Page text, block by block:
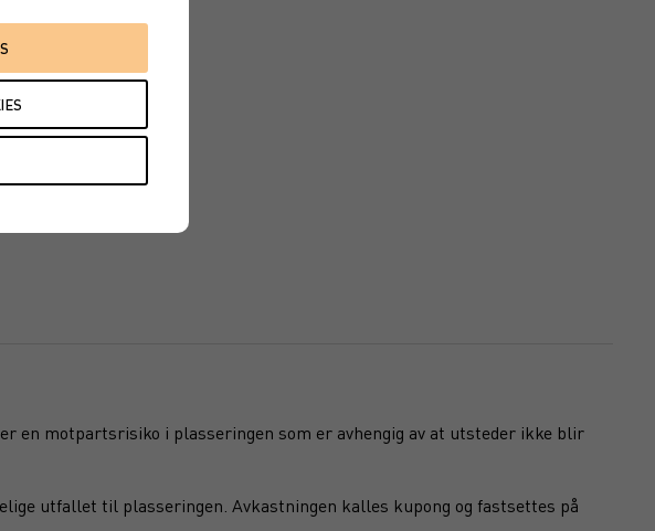
en motpartsrisiko i plasseringen som er avhengig av at utsteder ikke blir
utfallet til plasseringen. Avkastningen kalles kupong og fastsettes på